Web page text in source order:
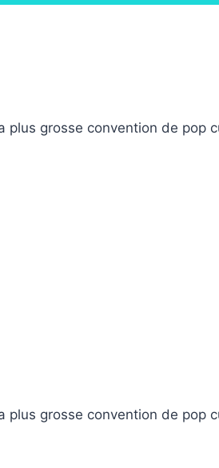
grosse convention de pop
grosse convention de pop